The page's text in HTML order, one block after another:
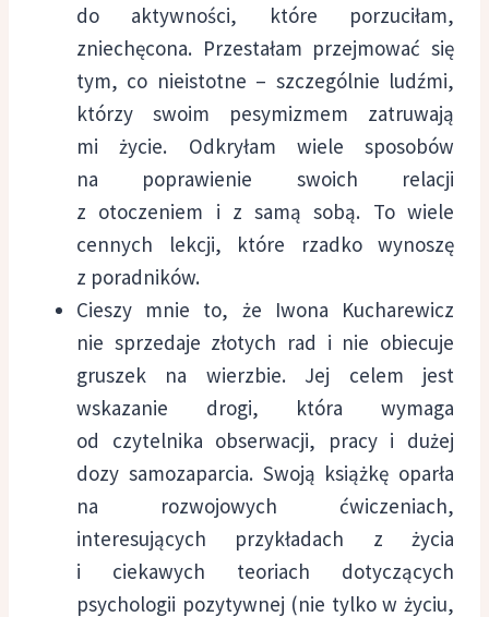
do aktywności, które porzuciłam,
zniechęcona. Przestałam przejmować się
tym, co nieistotne – szczególnie ludźmi,
którzy swoim pesymizmem zatruwają
mi życie. Odkryłam wiele sposobów
na poprawienie swoich relacji
z otoczeniem i z samą sobą. To wiele
cennych lekcji, które rzadko wynoszę
z poradników.
Cieszy mnie to, że Iwona Kucharewicz
nie sprzedaje złotych rad i nie obiecuje
gruszek na wierzbie. Jej celem jest
wskazanie drogi, która wymaga
od czytelnika obserwacji, pracy i dużej
dozy samozaparcia. Swoją książkę oparła
na rozwojowych ćwiczeniach,
interesujących przykładach z życia
i ciekawych teoriach dotyczących
psychologii pozytywnej (nie tylko w życiu,